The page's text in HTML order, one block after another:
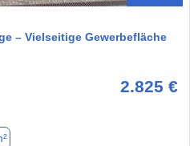
– Vielseitige Gewerbefläche
2.825 €